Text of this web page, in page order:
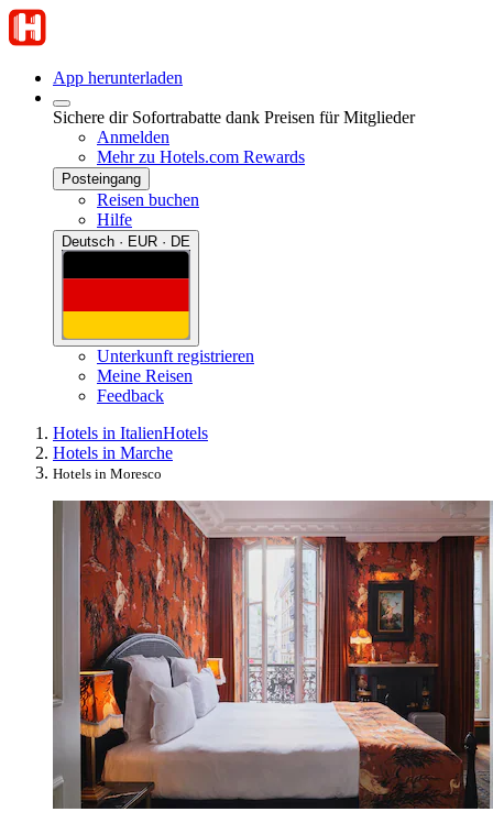
App herunterladen
Sichere dir Sofortrabatte dank Preisen für Mitglieder
Anmelden
Mehr zu Hotels.com Rewards
Posteingang
Reisen buchen
Hilfe
Deutsch · EUR · DE
Unterkunft registrieren
Meine Reisen
Feedback
Hotels in ItalienHotels
Hotels in Marche
Hotels in Moresco